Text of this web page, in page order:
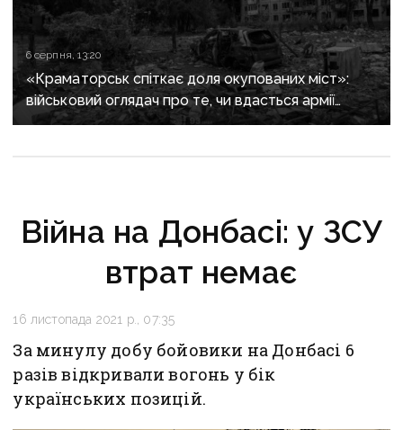
6 серпня, 13:20
«Краматорськ спіткає доля окупованих міст»:
військовий оглядач про те, чи вдасться армії
рф захопити останню агломерацію Донеччини до
Війна на Донбасі: у ЗСУ
втрат немає
16 листопада 2021 р., 07:35
За минулу добу бойовики на Донбасі 6
разів відкривали вогонь у бік
українських позицій.